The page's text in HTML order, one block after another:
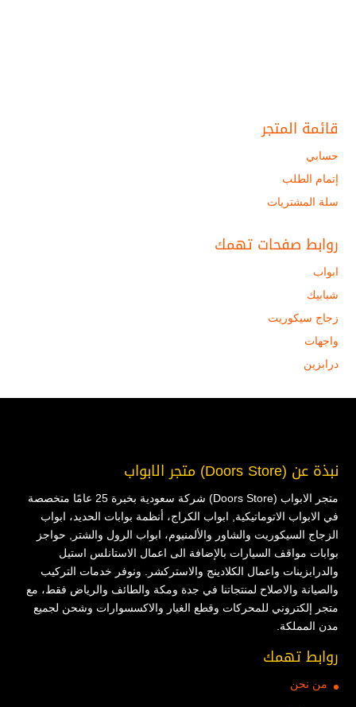
قائمة المتجر
حسابي
إتمام الطلب
سلة المشتريات
روابط صفحات تهمك
ابواب
شبابيك
زجاج سيكوريت
واجهات
درابزين
نبذة عن (Doors Store) متجر الابواب
متجر الابواب (Doors Store) شركة سعودية بخبرة 25 عامًا متخصصة
في الابواب الاتوماتيكية, ابواب الكراج، أنظمة بوابات الحديد، ابواب
الزجاج السيكوريت والشاور والألمنيوم، ابواب الرول والشتر, حواجز
بوابات مواقف السيارات بالإضافة الى اعمال الاستانلس استيل
والدرابزينات واعمال الكلادينج والاستركشر. ونوفر خدمات التركيب
والصيانة والاصلاح لمنتجاتنا في جدة ومكة والطائف والرياض فقط، مع
متجر إلكتروني للمحركات وقطع الغيار والاكسسوارات وشحن لجميع
مدن المملكة.
روابط تهمك
من نحن